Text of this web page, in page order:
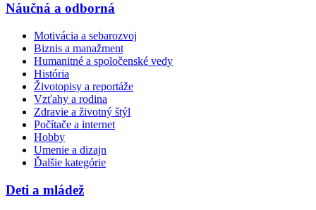
Náučná a odborná
Motivácia a sebarozvoj
Biznis a manažment
Humanitné a spoločenské vedy
História
Životopisy a reportáže
Vzťahy a rodina
Zdravie a životný štýl
Počítače a internet
Hobby
Umenie a dizajn
Ďalšie kategórie
Deti a mládež